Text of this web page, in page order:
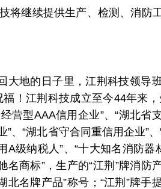
将继续提供生产、检测、消防
大地的日子里，江荆科技领导
！江荆科技成立至今44年来，
营型AAA信用企业”、“湖北省
、“湖北省守合同重信用企业”
A级纳税人”、“十大知名消防器
名商标”，生产的“江荆”牌消防
名牌产品”称号；“江荆”牌手